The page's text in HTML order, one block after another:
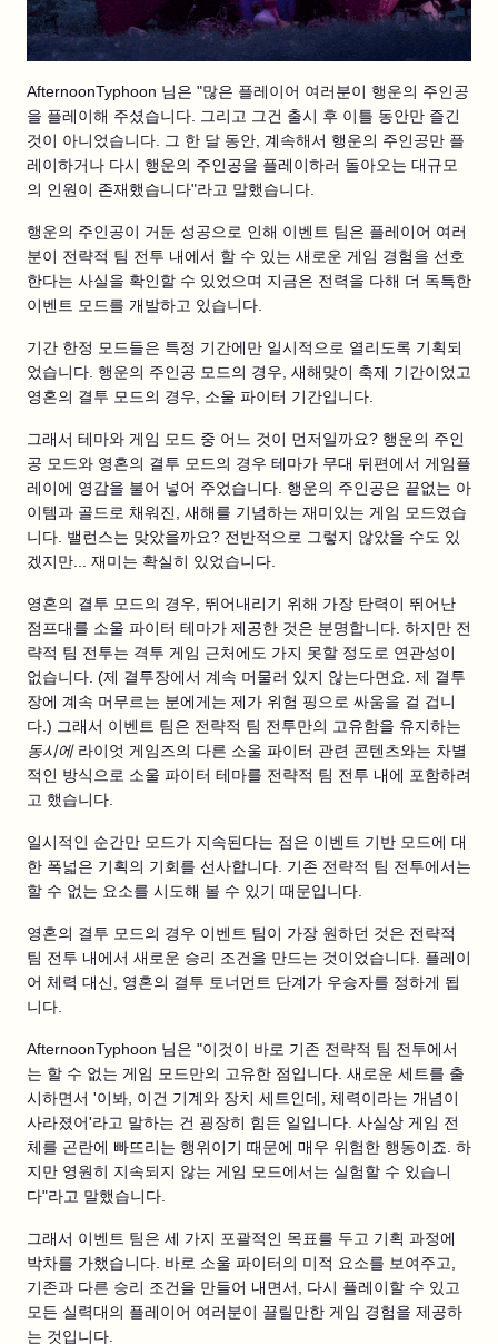
AfternoonTyphoon 님은 "많은 플레이어 여러분이 행운의 주인공
을 플레이해 주셨습니다. 그리고 그건 출시 후 이틀 동안만 즐긴
것이 아니었습니다. 그 한 달 동안, 계속해서 행운의 주인공만 플
레이하거나 다시 행운의 주인공을 플레이하러 돌아오는 대규모
의 인원이 존재했습니다"라고 말했습니다.
행운의 주인공이 거둔 성공으로 인해 이벤트 팀은 플레이어 여러
분이 전략적 팀 전투 내에서 할 수 있는 새로운 게임 경험을 선호
한다는 사실을 확인할 수 있었으며 지금은 전력을 다해 더 독특한
이벤트 모드를 개발하고 있습니다.
기간 한정 모드들은 특정 기간에만 일시적으로 열리도록 기획되
었습니다. 행운의 주인공 모드의 경우, 새해맞이 축제 기간이었고
영혼의 결투 모드의 경우, 소울 파이터 기간입니다.
그래서 테마와 게임 모드 중 어느 것이 먼저일까요? 행운의 주인
공 모드와 영혼의 결투 모드의 경우 테마가 무대 뒤편에서 게임플
레이에 영감을 불어 넣어 주었습니다. 행운의 주인공은 끝없는 아
이템과 골드로 채워진, 새해를 기념하는 재미있는 게임 모드였습
니다. 밸런스는 맞았을까요? 전반적으로 그렇지 않았을 수도 있
겠지만... 재미는 확실히 있었습니다.
영혼의 결투 모드의 경우, 뛰어내리기 위해 가장 탄력이 뛰어난
점프대를 소울 파이터 테마가 제공한 것은 분명합니다. 하지만 전
략적 팀 전투는 격투 게임 근처에도 가지 못할 정도로 연관성이
없습니다. (제 결투장에서 계속 머물러 있지 않는다면요. 제 결투
장에 계속 머무르는 분에게는 제가 위험 핑으로 싸움을 걸 겁니
다.) 그래서 이벤트 팀은 전략적 팀 전투만의 고유함을 유지하는
동시에라이엇 게임즈의 다른 소울 파이터 관련 콘텐츠와는 차별
적인 방식으로 소울 파이터 테마를 전략적 팀 전투 내에 포함하려
고 했습니다.
일시적인 순간만 모드가 지속된다는 점은 이벤트 기반 모드에 대
한 폭넓은 기획의 기회를 선사합니다. 기존 전략적 팀 전투에서는
할 수 없는 요소를 시도해 볼 수 있기 때문입니다.
영혼의 결투 모드의 경우 이벤트 팀이 가장 원하던 것은 전략적
팀 전투 내에서 새로운 승리 조건을 만드는 것이었습니다. 플레이
어 체력 대신, 영혼의 결투 토너먼트 단계가 우승자를 정하게 됩
니다.
AfternoonTyphoon 님은 "이것이 바로 기존 전략적 팀 전투에서
는 할 수 없는 게임 모드만의 고유한 점입니다. 새로운 세트를 출
시하면서 '이봐, 이건 기계와 장치 세트인데, 체력이라는 개념이
사라졌어'라고 말하는 건 굉장히 힘든 일입니다. 사실상 게임 전
체를 곤란에 빠뜨리는 행위이기 때문에 매우 위험한 행동이죠. 하
지만 영원히 지속되지 않는 게임 모드에서는 실험할 수 있습니
다"라고 말했습니다.
그래서 이벤트 팀은 세 가지 포괄적인 목표를 두고 기획 과정에
박차를 가했습니다. 바로 소울 파이터의 미적 요소를 보여주고,
기존과 다른 승리 조건을 만들어 내면서, 다시 플레이할 수 있고
모든 실력대의 플레이어 여러분이 끌릴만한 게임 경험을 제공하
는 것입니다.